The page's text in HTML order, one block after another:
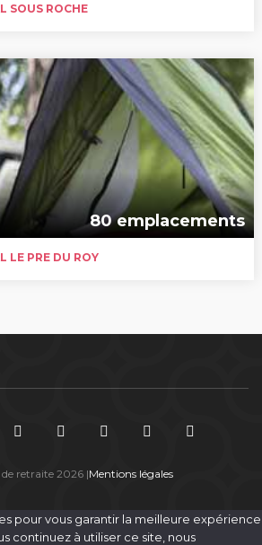
SOUS ROCHE
80 emplacements
LE PRE DU ROY
retraite 2026 |Mentions légales
pour vous garantir la meilleure expérience
continuez à utiliser ce site, nous